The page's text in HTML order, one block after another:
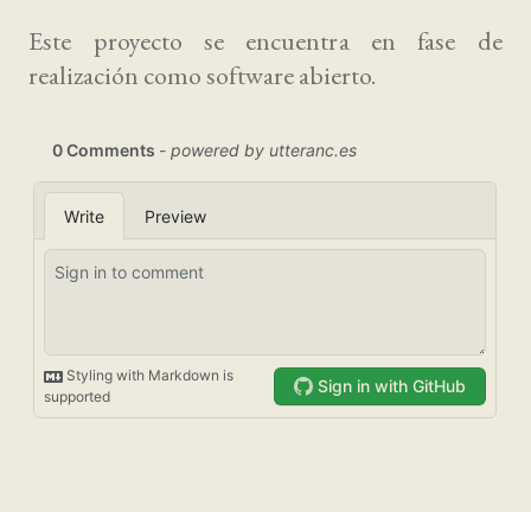
Este proyecto se encuentra en fase de
realización como software abierto.